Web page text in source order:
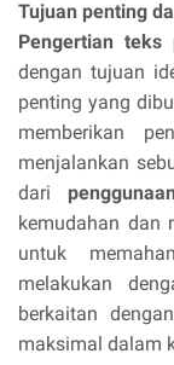
Tujuan penting
Pengertian teks
dengan tujuan
penting yang
memberikan
menjalankan
dari
kemudahan dan
untuk
melakukan
berkaitan
maksimal dalam